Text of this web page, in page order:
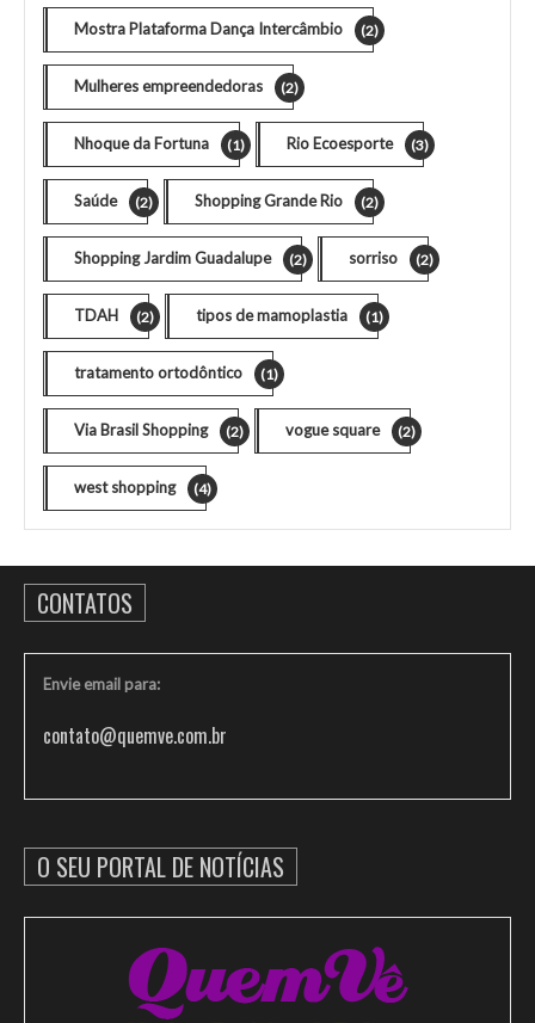
Mostra Plataforma Dança Intercâmbio (2)
Mulheres empreendedoras (2)
Nhoque da Fortuna (1) Rio Ecoesporte (3)
Saúde (2) Shopping Grande Rio (2)
Shopping Jardim Guadalupe (2) sorriso (2)
TDAH (2) tipos de mamoplastia (1)
tratamento ortodôntico (1)
Via Brasil Shopping (2) vogue square (2)
west shopping (4)
CONTATOS
Envie email para:
contato@quemve.com.br
O SEU PORTAL DE NOTÍCIAS